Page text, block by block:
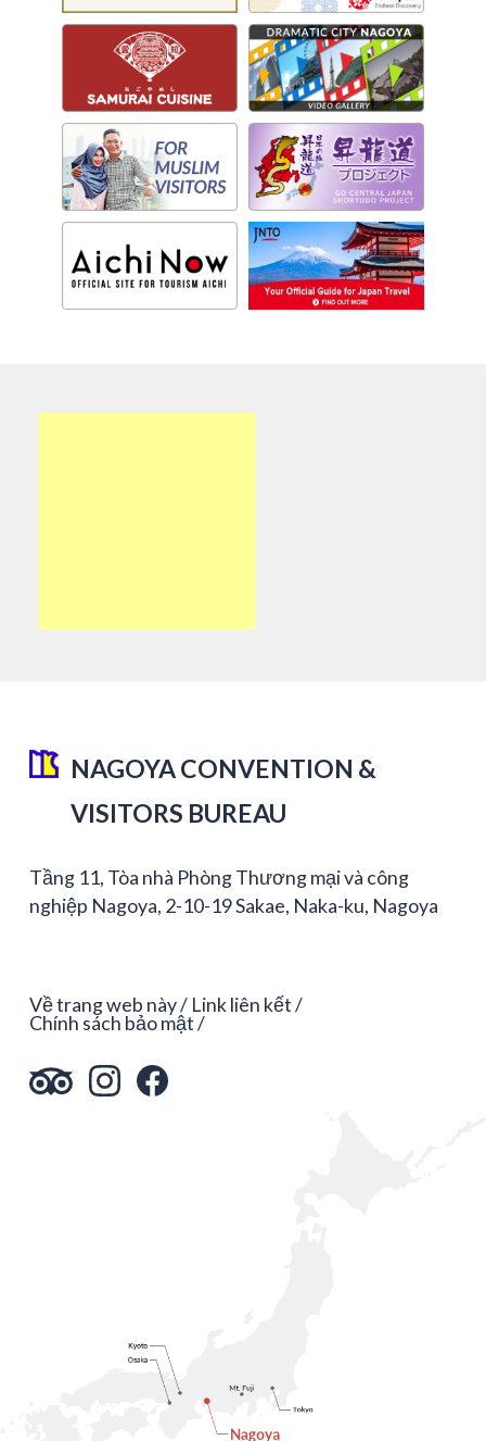
NAGOYA CONVENTION &
VISITORS BUREAU
Tầng 11, Tòa nhà Phòng Thương mại và công
nghiệp Nagoya, 2-10-19 Sakae, Naka-ku, Nagoya
Về trang web này Link liên kết
Chính sách bảo mật